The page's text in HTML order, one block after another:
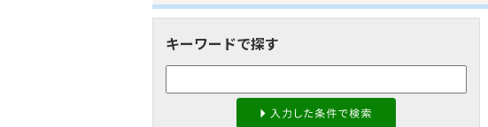
キーワードで探す